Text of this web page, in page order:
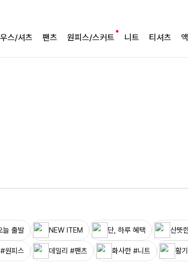
스/셔츠 팬츠 원피스/스커트 니트 티셔츠
늘 출발 NEW ITEM 단, 하루 혜택 산뜻
원피스 데일리 #팬츠 화사한 #니트 활